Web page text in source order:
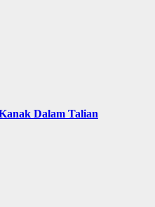
Dalam Talian